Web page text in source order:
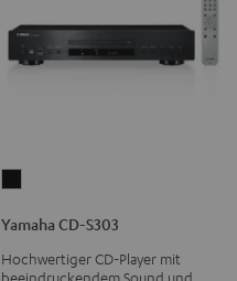
S303
Schwarz
Yamaha CD-S303
Hochwertiger CD-Player mit
beeindruckendem Sound und